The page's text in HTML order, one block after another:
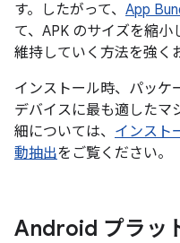
す。したがって、 App
て、APK のサイズを縮
維持していく方法を強く
インストール時、パッケ
デバイスに最も適したマ
細については、 インスト
動抽出をご覧ください。
Android プラッ